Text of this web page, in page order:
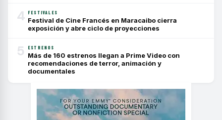
4 FESTIVALES
Festival de Cine Francés en Maracaibo cierra
exposición y abre ciclo de proyecciones
5 ESTRENOS
Más de 160 estrenos llegan a Prime Video con
recomendaciones de terror, animación y
documentales